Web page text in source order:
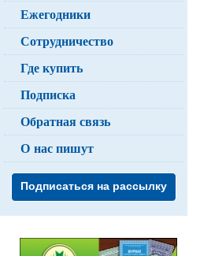
Ежегодники
Сотрудничество
Где купить
Подписка
Обратная связь
О нас пишут
Подписаться на рассылку